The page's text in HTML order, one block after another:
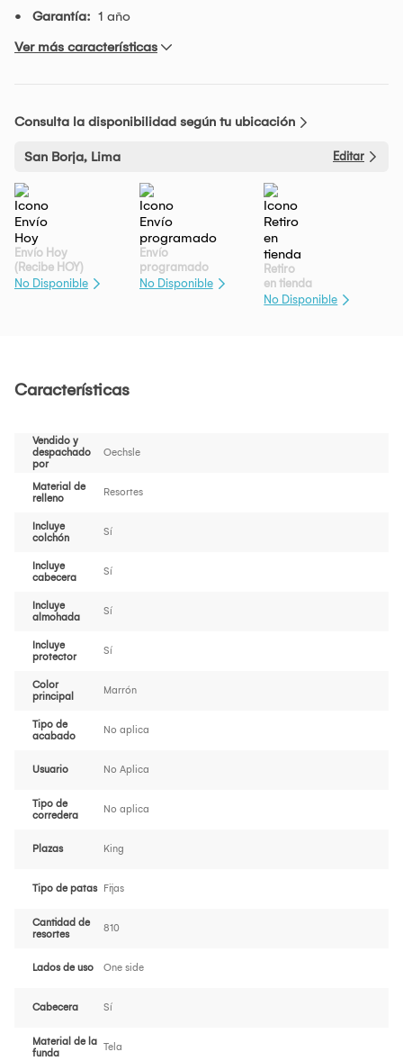
Garantía: 1 año
Ver más características
Consulta la disponibilidad según tu ubicación
San Borja, Lima Editar
Envío Hoy
(Recibe HOY)
No Disponible
Envío
programado
No Disponible
Retiro
en tienda
No Disponible
Características
Vendido y
despachado
por
Oechsle
Material de
relleno
Resortes
Incluye
colchón
Sí
Incluye
cabecera
Sí
Incluye
almohada
Sí
Incluye
protector
Sí
Color
principal
Marrón
Tipo de
acabado
No aplica
Usuario No Aplica
Tipo de
corredera
No aplica
Plazas King
Tipo de patas Fijas
Cantidad de
resortes
810
Lados de uso One side
Cabecera Sí
Material de la
funda
Tela